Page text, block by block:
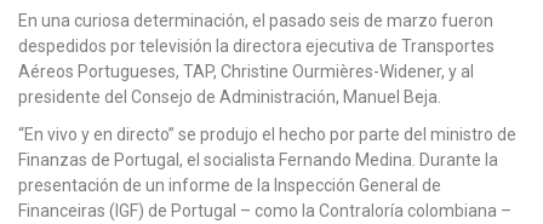
En una curiosa determinación, el pasado seis de marzo fueron
despedidos por televisión la directora ejecutiva de Transportes
Aéreos Portugueses, TAP, Christine Ourmières-Widener, y al
presidente del Consejo de Administración, Manuel Beja.
“En vivo y en directo” se produjo el hecho por parte del ministro de
Finanzas de Portugal, el socialista Fernando Medina. Durante la
presentación de un informe de la Inspección General de
Financeiras (IGF) de Portugal – como la Contraloría colombiana –